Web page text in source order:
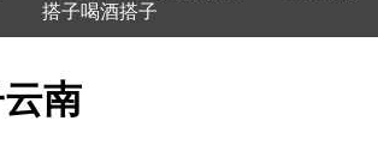
搭子喝酒搭子
南